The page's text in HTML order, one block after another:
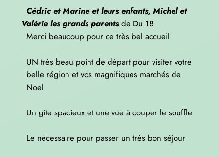
Cédric et Marine et leurs enfants, Michel et
Valérie les grands parents de Du 18
Merci beaucoup pour ce très bel accueil
UN très beau point de départ pour visiter votre
belle région et vos magnifiques marchés de
Noel
Un gite spacieux et une vue à couper le souffle
Le nécessaire pour passer un très bon séjour